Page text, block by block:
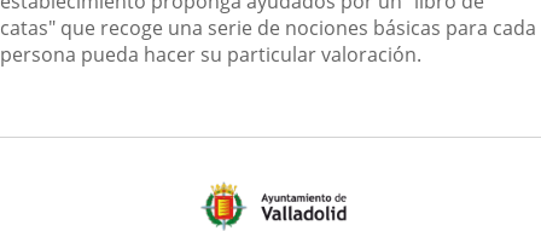
catas" que recoge una serie de nociones básicas para cada
persona pueda hacer su particular valoración.